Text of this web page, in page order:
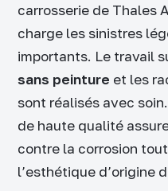
carrosserie de Thales
charge les sinistres
importants. Le travail
sans peinture et les
sont réalisés avec
de haute qualité
contre la corrosion
l’esthétique d’origine